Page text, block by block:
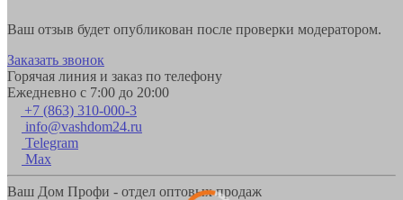
Ваш отзыв будет опубликован после проверки модератором.
Заказать звонок
Горячая линия и заказ по телефону
Ежедневно с 7:00 до 20:00
+7 (863) 310-000-3
info@vashdom24.ru
Telegram
Max
Ваш Дом Профи - отдел оптовых продаж